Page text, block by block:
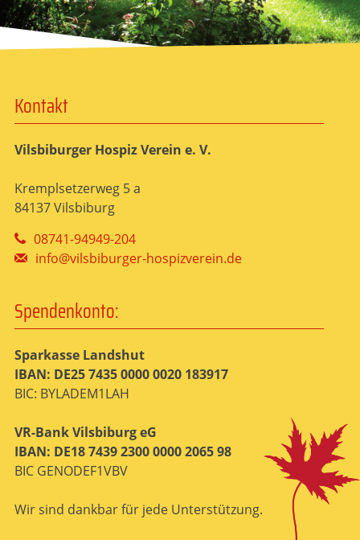
Kontakt
Vilsbiburger Hospiz Verein e. V.
Kremplsetzerweg 5 a
84137 Vilsbiburg
08741-94949-204
info@vilsbiburger-hospizverein.de
Spendenkonto:
Sparkasse Landshut
IBAN: DE25 7435 0000 0020 183917
BIC: BYLADEM1LAH
VR-Bank Vilsbiburg eG
IBAN: DE18 7439 2300 0000 2065 98
BIC GENODEF1VBV
Wir sind dankbar für jede Unterstützung.